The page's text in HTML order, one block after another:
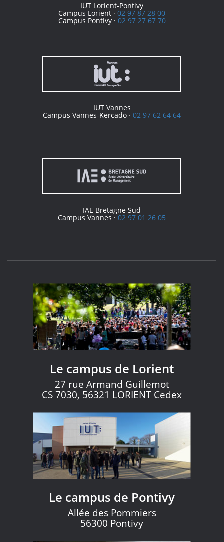
IUT Lorient-Pontivy
Campus Lorient · 02 97 87 28 00
Campus Pontivy · 02 97 27 67 70
IUT Vannes
Campus Vannes-Kercado · 02 97 62 64 64
IAE Bretagne Sud
Campus Vannes · 02 97 01 26 05
Le campus de Lorient
27 rue Armand Guillemot
CS 7030, 56321 LORIENT Cedex
Le campus de Pontivy
Allée des Pommiers
56300 Pontivy